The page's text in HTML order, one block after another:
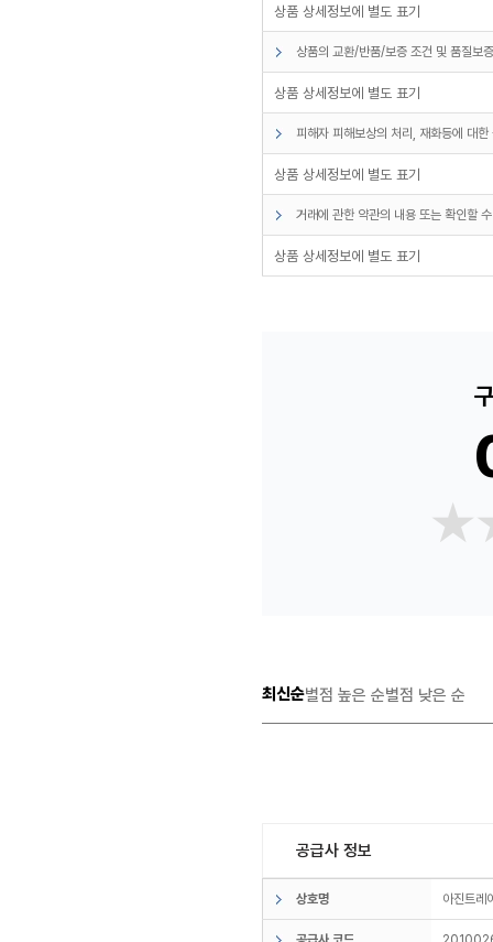
상품 상세정보에 별도 표기
상품의 교환/반품/보증 조건 및 품질보
상품 상세정보에 별도 표기
피해자 피해보상의 처리, 재화등에 대
상품 상세정보에 별도 표기
거래에 관한 약관의 내용 또는 확인할
상품 상세정보에 별도 표기
최신순별점 높은 순별점 낮은 순
공급사 정보
상호명 아진트